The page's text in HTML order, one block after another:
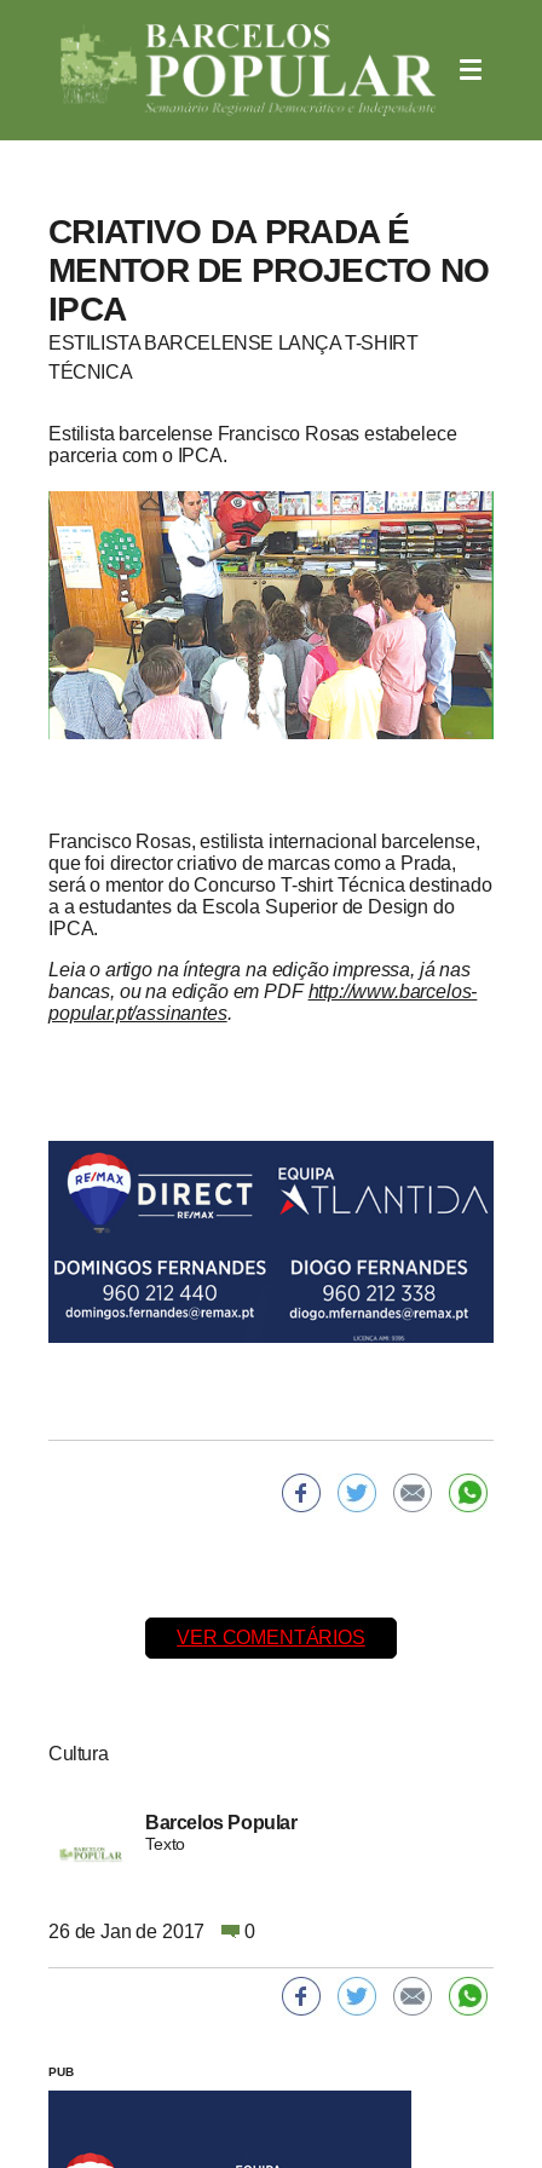
CRIATIVO DA PRADA É
MENTOR DE PROJECTO NO
IPCA
ESTILISTA BARCELENSE LANÇA T-SHIRT
TÉCNICA
Estilista barcelense Francisco Rosas estabelece
parceria com o IPCA.
Francisco Rosas, estilista internacional barcelense,
que foi director criativo de marcas como a Prada,
será o mentor do Concurso T-shirt Técnica destinado
a a estudantes da Escola Superior de Design do
IPCA.
Leia o artigo na íntegra na edição impressa, já nas
bancas, ou na edição em PDFhttp://www.barcelos-
popular.pt/assinantes.
VER COMENTÁRIOS
Cultura
Barcelos Popular
Texto
26 de Jan de 2017 0
PUB